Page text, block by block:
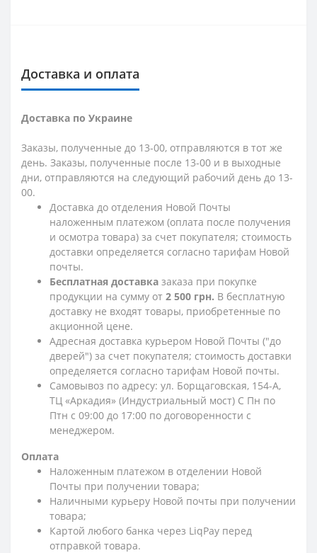
Доставка и оплата
Доставка по Украине
Заказы, полученные до 13-00, отправляются в тот же
день. Заказы, полученные после 13-00 и в выходные
дни, отправляются на следующий рабочий день до 13-
00.
Доставка до отделения Новой Почты
наложенным платежом (оплата после получения
и осмотра товара) за счет покупателя; стоимость
доставки определяется согласно тарифам Новой
почты.
Бесплатная доставка заказа при покупке
продукции на сумму от 2 500 грн. В бесплатную
доставку не входят товары, приобретенные по
акционной цене.
Адресная доставка курьером Новой Почты ("до
дверей") за счет покупателя; стоимость доставки
определяется согласно тарифам Новой почты.
Самовывоз по адресу: ул. Борщаговская, 154-А,
ТЦ «Аркадия» (Индустриальный мост) С Пн по
Птн с 09:00 до 17:00 по договоренности с
менеджером.
Оплата
Наложенным платежом в отделении Новой
Почты при получении товара;
Наличными курьеру Новой почты при получении
товара;
Картой любого банка через LiqPay перед
отправкой товара.